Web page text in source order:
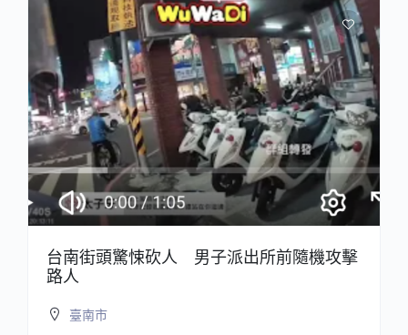
台南街頭驚悚砍人 男子派出所前隨機攻擊
路人
臺南市